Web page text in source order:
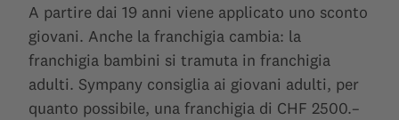
A partire dai 19 anni viene applicato uno sconto
giovani. Anche la franchigia cambia: la
franchigia bambini si tramuta in franchigia
adulti. Sympany consiglia ai giovani adulti, per
quanto possibile, una franchigia di CHF 2500.–